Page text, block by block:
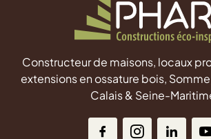
Constructeur de maisons, locaux
extensions en ossature bois,
Calais & Seine-